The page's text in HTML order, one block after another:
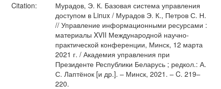
Citation:
Мурадов, Э. К. Базовая система управления
доступом в Linux / Мурадов Э. К., Петров С. Н.
// Управление информационными ресурсами :
материалы XVII Международной научно-
практической конференции, Минск, 12 марта
2021 г. / Академия управления при
Президенте Республики Беларусь ; редкол.: А.
С. Лаптёнок [и др.]. – Минск, 2021. – C. 219–
220.